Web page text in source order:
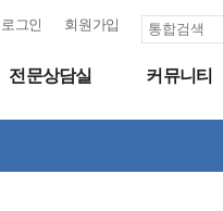
로그인 회원가입
전문상담실 커뮤니티